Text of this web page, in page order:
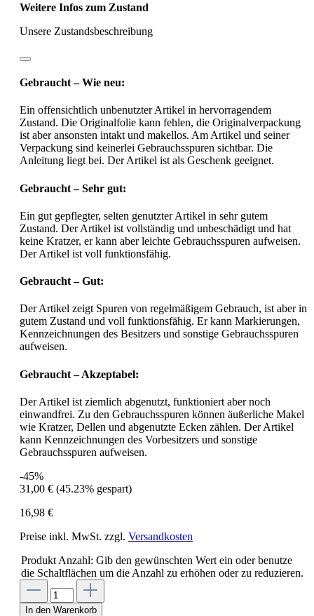
Weitere Infos zum Zustand
Unsere Zustandsbeschreibung
Gebraucht – Wie neu:
Ein offensichtlich unbenutzter Artikel in hervorragendem
Zustand. Die Originalfolie kann fehlen, die Originalverpackung
ist aber ansonsten intakt und makellos. Am Artikel und seiner
Verpackung sind keinerlei Gebrauchsspuren sichtbar. Die
Anleitung liegt bei. Der Artikel ist als Geschenk geeignet.
Gebraucht – Sehr gut:
Ein gut gepflegter, selten genutzter Artikel in sehr gutem
Zustand. Der Artikel ist vollständig und unbeschädigt und hat
keine Kratzer, er kann aber leichte Gebrauchsspuren aufweisen.
Der Artikel ist voll funktionsfähig.
Gebraucht – Gut:
Der Artikel zeigt Spuren von regelmäßigem Gebrauch, ist aber in
gutem Zustand und voll funktionsfähig. Er kann Markierungen,
Kennzeichnungen des Besitzers und sonstige Gebrauchsspuren
aufweisen.
Gebraucht – Akzeptabel:
Der Artikel ist ziemlich abgenutzt, funktioniert aber noch
einwandfrei. Zu den Gebrauchsspuren können äußerliche Makel
wie Kratzer, Dellen und abgenutzte Ecken zählen. Der Artikel
kann Kennzeichnungen des Vorbesitzers und sonstige
Gebrauchsspuren aufweisen.
-45%
31,00 € (45.23% gespart)
16,98 €
Preise inkl. MwSt. zzgl. Versandkosten
Produkt Anzahl: Gib den gewünschten Wert ein oder benutze
die Schaltflächen um die Anzahl zu erhöhen oder zu reduzieren.
In den Warenkorb